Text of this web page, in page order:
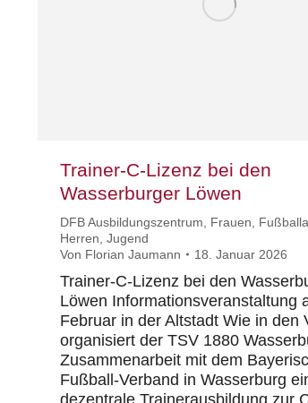
Trainer-C-Lizenz bei den
Wasserburger Löwen
DFB Ausbildungszentrum Frauen
Herren Jugend
Von Florian Jaumann 18. Januar 2026
Trainer-C-Lizenz bei den
Löwen Informationsveranstaltung
Februar in der Altstadt Wie in den
organisiert der TSV 1880
Zusammenarbeit mit dem
Fußball-Verband in Wasserburg
dezentrale Trainerausbildung zur